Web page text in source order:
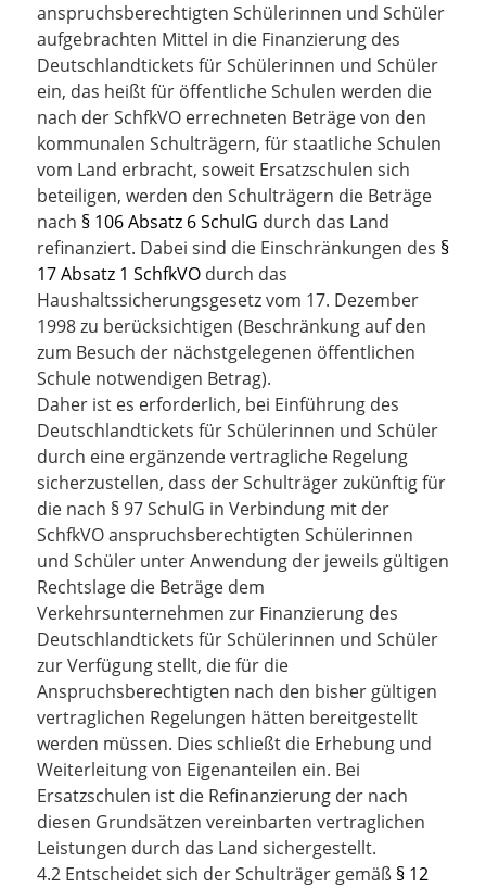
anspruchsberechtigten Schülerinnen und Schüler
aufgebrachten Mittel in die Finanzierung des
Deutschlandtickets für Schülerinnen und Schüler
ein, das heißt für öffentliche Schulen werden die
nach der SchfkVO errechneten Beträge von den
kommunalen Schulträgern, für staatliche Schulen
vom Land erbracht, soweit Ersatzschulen sich
beteiligen, werden den Schulträgern die Beträge
nach § 106 Absatz 6 SchulG durch das Land
refinanziert. Dabei sind die Einschränkungen des §
17 Absatz 1 SchfkVO durch das
Haushaltssicherungsgesetz vom 17. Dezember
1998 zu berücksichtigen (Beschränkung auf den
zum Besuch der nächstgelegenen öffentlichen
Schule notwendigen Betrag).
Daher ist es erforderlich, bei Einführung des
Deutschlandtickets für Schülerinnen und Schüler
durch eine ergänzende vertragliche Regelung
sicherzustellen, dass der Schulträger zukünftig für
die nach § 97 SchulG in Verbindung mit der
SchfkVO anspruchsberechtigten Schülerinnen
und Schüler unter Anwendung der jeweils gültigen
Rechtslage die Beträge dem
Verkehrsunternehmen zur Finanzierung des
Deutschlandtickets für Schülerinnen und Schüler
zur Verfügung stellt, die für die
Anspruchsberechtigten nach den bisher gültigen
vertraglichen Regelungen hätten bereitgestellt
werden müssen. Dies schließt die Erhebung und
Weiterleitung von Eigenanteilen ein. Bei
Ersatzschulen ist die Refinanzierung der nach
diesen Grundsätzen vereinbarten vertraglichen
Leistungen durch das Land sichergestellt.
4.2 Entscheidet sich der Schulträger gemäß § 12